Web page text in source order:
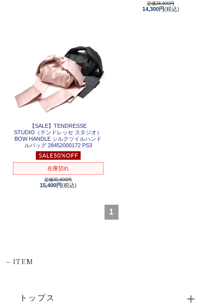
定価28,600円
14,300円(税込)
【SALE】TENDRESSE
STUDIO（テンドレッセ スタジオ）
BOW HANDLE シルクツイルハンド
ルバッグ 28452000172 PS3
在庫切れ
定価30,800円
15,400円(税込)
1
-ITEM
トップス